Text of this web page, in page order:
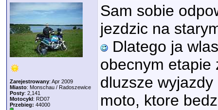
Zarejestrowany: Apr 2009
Miasto: Monschau / Radoszewice
Posty: 2,141
Motocykl: RD07
Przebieg: 44000
Sam sobie
jezdzic na
Dlatego ja
obecnym etapie
dluzsze
moto, ktore